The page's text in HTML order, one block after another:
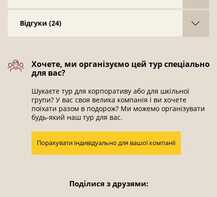
Відгуки (24)
Хочете, ми організуємо цей тур спеціально
для вас?
Шукаєте тур для корпоративу або для шкільної
групи? У вас своя велика компанія і ви хочете
поїхати разом в подорож? Ми можемо організувати
будь-який наш тур для вас.
Порахувати індивідуально для вашої компанії
Поділися з друзями: